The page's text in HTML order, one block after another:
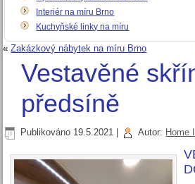
Interiér na míru Brno
Kuchyňské linky na míru
«Zakázkový nábytek na míru Brno
Vestavěné
předsíně
Publikováno 19.5.2021 Autor: Home